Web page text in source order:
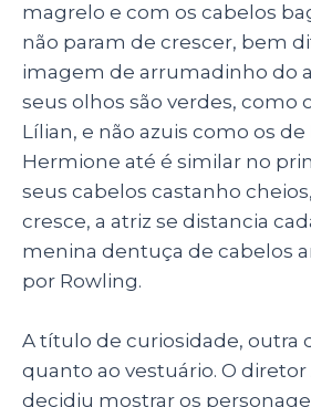
magrelo e com os cabelos
não param de crescer, bem
imagem de arrumadinho do
seus olhos são verdes, como
Lílian, e não azuis como os de
Hermione até é similar no
seus cabelos castanho
cresce, a atriz se distancia
menina dentuça de cabelos
por Rowling.
A título de curiosidade, outra
quanto ao vestuário. O
decidiu mostrar os